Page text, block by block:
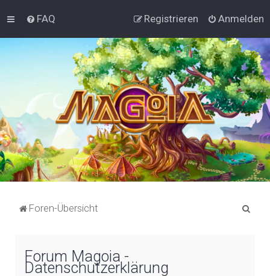
FAQ Anmelden
Registrieren
Foren-Übersicht
Forum Magoia -
Datenschutzerklärung